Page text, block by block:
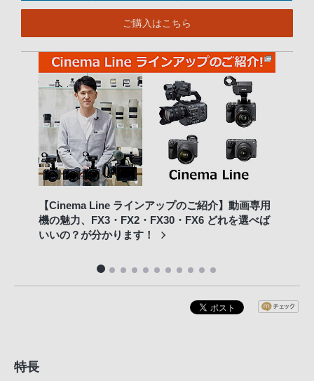
ご購入はこちら
【Cinema Line ラインアップのご紹介】動画専用
機の魅力、FX3・FX2・FX30・FX6 どれを選べば
いいの？が分かります！
特長